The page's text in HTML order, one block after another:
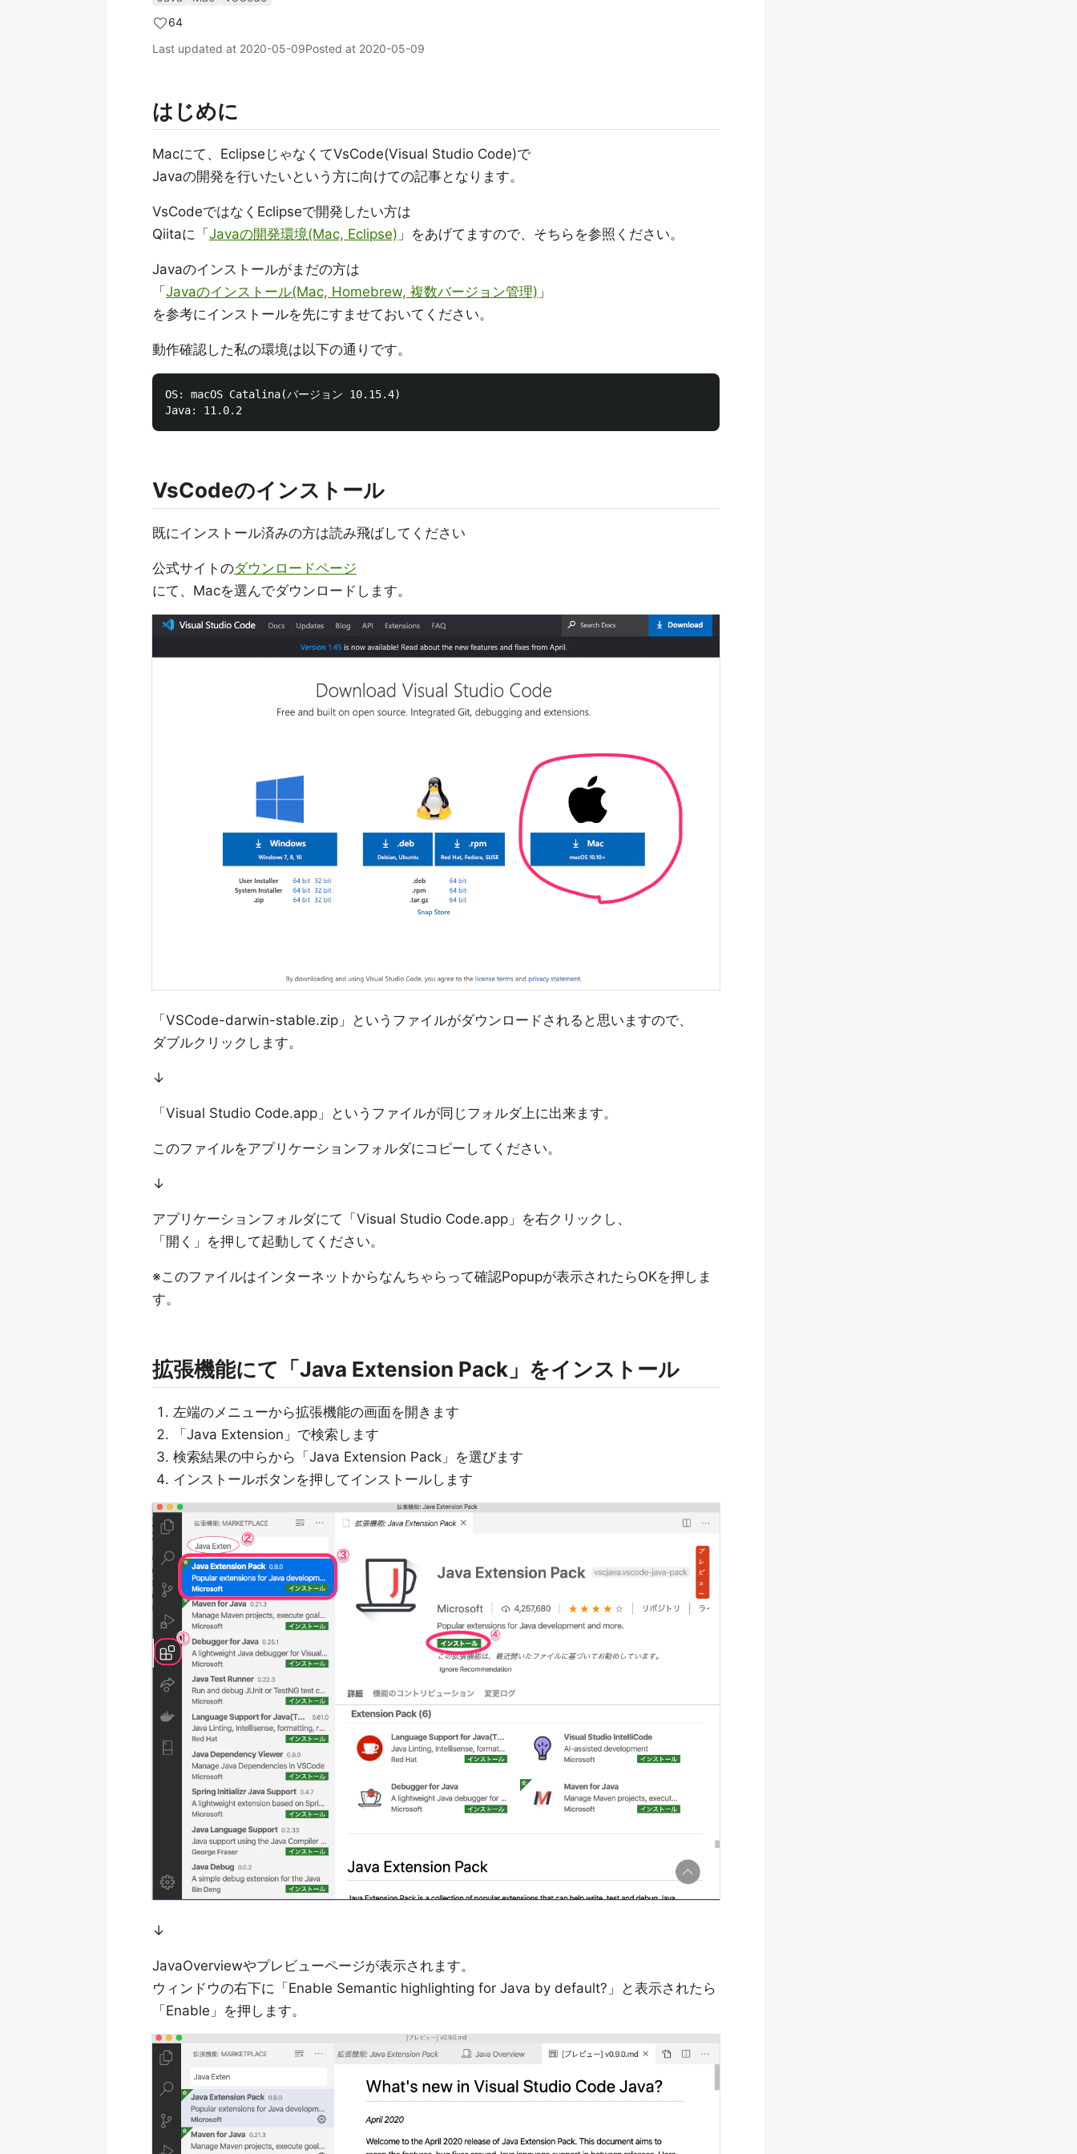
64
Last updated at 2020-05-09Posted at 2020-05-09
はじめに
Macにて、EclipseじゃなくてVsCode(Visual Studio Code)で
Javaの開発を行いたいという方に向けての記事となります。
VsCodeではなくEclipseで開発したい方は
Qiitaに「 Javaの開発環境(Mac, Eclipse) 」をあげてますので、そちらを参照ください。
Javaのインストールがまだの方は
「 Javaのインストール(Mac, Homebrew, 複数バージョン管理) 」
を参考にインストールを先にすませておいてください。
動作確認した私の環境は以下の通りです。
OS: macOS Catalina(バージョン 10.15.4)
VsCodeのインストール
既にインストール済みの方は読み飛ばしてください
公式サイトのダウンロードページ
にて、Macを選んでダウンロードします。
「VSCode-darwin-stable.zip」というファイルがダウンロードされると思いますので、
ダブルクリックします。
↓
「Visual Studio Code.app」というファイルが同じフォルダ上に出来ます。
このファイルをアプリケーションフォルダにコピーしてください。
↓
アプリケーションフォルダにて「Visual Studio Code.app」を右クリックし、
「開く」を押して起動してください。
※このファイルはインターネットからなんちゃらって確認Popupが表示されたらOKを押しま
す。
拡張機能にて「Java Extension Pack」をインストール
左端のメニューから拡張機能の画面を開きます
「Java Extension」で検索します
検索結果の中らから「Java Extension Pack」を選びます
インストールボタンを押してインストールします
↓
JavaOverviewやプレビューページが表示されます。
ウィンドウの右下に「Enable Semantic highlighting for Java by default?」と表示されたら
「Enable」を押します。